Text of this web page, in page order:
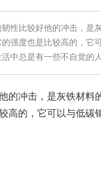
性比较好他的冲击，是
强度也是比较高的，它
中总是有一些不自觉的
的冲击，是灰铁材料
高的，它可以与低碳